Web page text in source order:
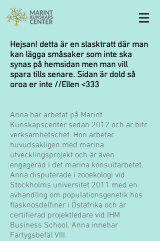
Hejsan! detta är en slasktratt där man
kan lägga småsaker som inte ska
synas på hemsidan men man vill
spara tills senare. Sidan är dold så
oroa er inte //Ellen <333
Anna har arbetat på Marint
Kunskapscenter sedan 2012 och är bitr.
verksamhetschef. Hon arbetar
huvudsakligen med marina
utvecklingsprojekt och är även
engagerad i det marina konsultarbetet.
Anna disputerade i zooekologi vid
Stockholms universitet 2011 med en
avhandling om populationsgenetik hos
flasknosdelfiner i Östafrika och är
certifierad projektledare vid IHM
Business School. Anna innehar
Fartygsbefäl VIII.